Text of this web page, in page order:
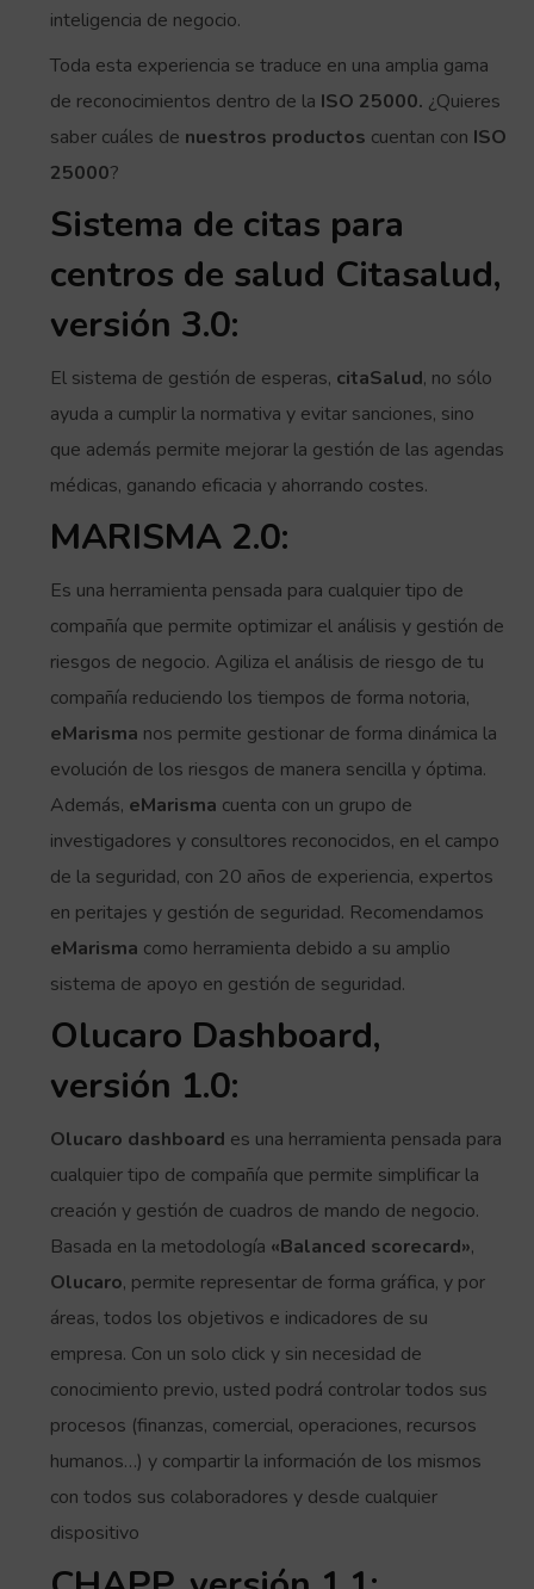
inteligencia de negocio.
Toda esta experiencia se traduce en una amplia gama
de reconocimientos dentro de la ISO 25000. ¿Quieres
saber cuáles de nuestros productos cuentan con ISO
25000?
Sistema de citas para
centros de salud Citasalud,
versión 3.0:
El sistema de gestión de esperas, citaSalud, no sólo
ayuda a cumplir la normativa y evitar sanciones, sino
que además permite mejorar la gestión de las agendas
médicas, ganando eficacia y ahorrando costes.
MARISMA 2.0:
Es una herramienta pensada para cualquier tipo de
compañía que permite optimizar el análisis y gestión de
riesgos de negocio. Agiliza el análisis de riesgo de tu
compañía reduciendo los tiempos de forma notoria,
eMarisma nos permite gestionar de forma dinámica la
evolución de los riesgos de manera sencilla y óptima.
Además, eMarisma cuenta con un grupo de
investigadores y consultores reconocidos, en el campo
de la seguridad, con 20 años de experiencia, expertos
en peritajes y gestión de seguridad. Recomendamos
eMarisma como herramienta debido a su amplio
sistema de apoyo en gestión de seguridad.
Olucaro Dashboard,
versión 1.0:
Olucaro dashboard es una herramienta pensada para
cualquier tipo de compañía que permite simplificar la
creación y gestión de cuadros de mando de negocio.
Basada en la metodología «Balanced scorecard»,
Olucaro, permite representar de forma gráfica, y por
áreas, todos los objetivos e indicadores de su
empresa. Con un solo click y sin necesidad de
conocimiento previo, usted podrá controlar todos sus
procesos (finanzas, comercial, operaciones, recursos
humanos…) y compartir la información de los mismos
con todos sus colaboradores y desde cualquier
dispositivo